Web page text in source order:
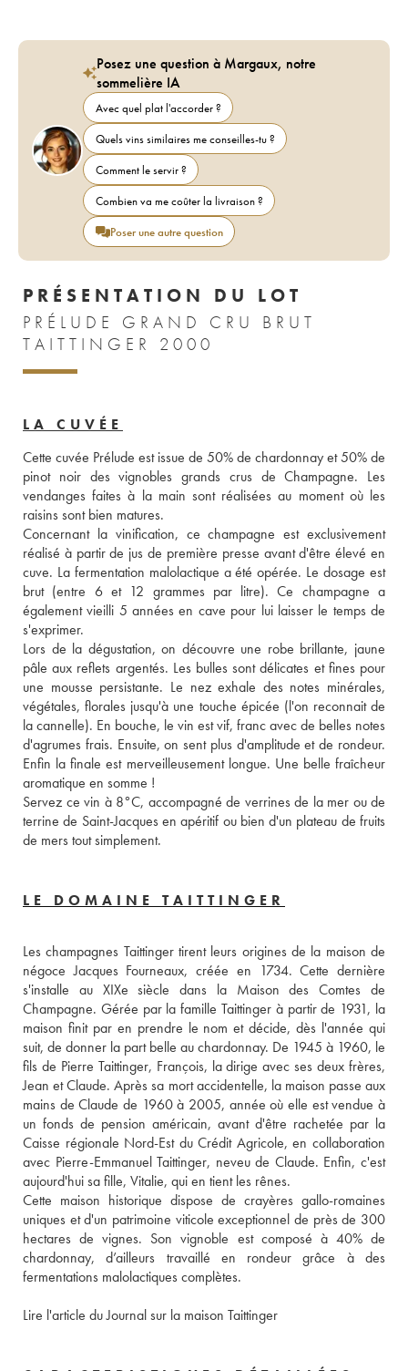
Posez une question à Margaux, notre
sommelière IA
Avec quel plat l'accorder ?
Quels vins similaires me conseilles-tu ?
Comment le servir ?
Combien va me coûter la livraison ?
Poser une autre question
PRÉSENTATION DU LOT
PRÉLUDE GRAND CRU BRUT
TAITTINGER 2000
LA CUVÉE
Cette cuvée Prélude est issue de 50% de chardonnay et 50% de
pinot noir des vignobles grands crus de Champagne. Les
vendanges faites à la main sont réalisées au moment où les
raisins sont bien matures.
Concernant la vinification, ce champagne est exclusivement
réalisé à partir de jus de première presse avant d'être élevé en
cuve. La fermentation malolactique a été opérée. Le dosage est
brut (entre 6 et 12 grammes par litre). Ce champagne a
également vieilli 5 années en cave pour lui laisser le temps de
s'exprimer.
Lors de la dégustation, on découvre une robe brillante, jaune
pâle aux reflets argentés. Les bulles sont délicates et fines pour
une mousse persistante. Le nez exhale des notes minérales,
végétales, florales jusqu'à une touche épicée (l'on reconnait de
la cannelle). En bouche, le vin est vif, franc avec de belles notes
d'agrumes frais. Ensuite, on sent plus d'amplitude et de rondeur.
Enfin la finale est merveilleusement longue. Une belle fraîcheur
aromatique en somme !
Servez ce vin à 8°C, accompagné de verrines de la mer ou de
terrine de Saint-Jacques en apéritif ou bien d'un plateau de fruits
de mers tout simplement.
LE DOMAINE TAITTINGER
Les champagnes Taittinger tirent leurs origines de la maison de
négoce Jacques Fourneaux, créée en 1734. Cette dernière
s'installe au XIXe siècle dans la Maison des Comtes de
Champagne. Gérée par la famille Taittinger à partir de 1931, la
maison finit par en prendre le nom et décide, dès l'année qui
suit, de donner la part belle au chardonnay. De 1945 à 1960, le
fils de Pierre Taittinger, François, la dirige avec ses deux frères,
Jean et Claude. Après sa mort accidentelle, la maison passe aux
mains de Claude de 1960 à 2005, année où elle est vendue à
un fonds de pension américain, avant d'être rachetée par la
Caisse régionale Nord-Est du Crédit Agricole, en collaboration
avec Pierre-Emmanuel Taittinger, neveu de Claude. Enfin, c'est
aujourd'hui sa fille, Vitalie, qui en tient les rênes.
Cette maison historique dispose de crayères gallo-romaines
uniques et d'un patrimoine viticole exceptionnel de près de 300
hectares de vignes. Son vignoble est composé à 40% de
chardonnay, d’ailleurs travaillé en rondeur grâce à des
fermentations malolactiques complètes.
Lire l'article du Journal sur la maison Taittinger